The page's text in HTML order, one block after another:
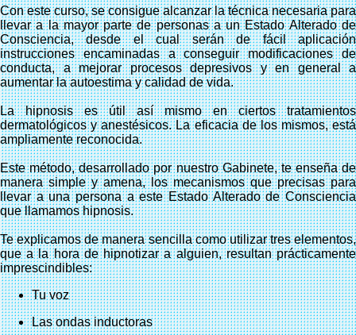
Con este curso, se consigue alcanzar la técnica necesaria para
llevar a la mayor parte de personas a un Estado Alterado de
Consciencia, desde el cual serán de fácil aplicación
instrucciones encaminadas a conseguir modificaciones de
conducta, a mejorar procesos depresivos y en general a
aumentar la autoestima y calidad de vida.
La hipnosis es útil así mismo en ciertos tratamientos
dermatológicos y anestésicos. La eficacia de los mismos, está
ampliamente reconocida.
Este método, desarrollado por nuestro Gabinete, te enseña de
manera simple y amena, los mecanismos que precisas para
llevar a una persona a este Estado Alterado de Consciencia
que llamamos hipnosis.
Te explicamos de manera sencilla como utilizar tres elementos,
que a la hora de hipnotizar a alguien, resultan prácticamente
imprescindibles:
Tu voz
Las ondas inductoras